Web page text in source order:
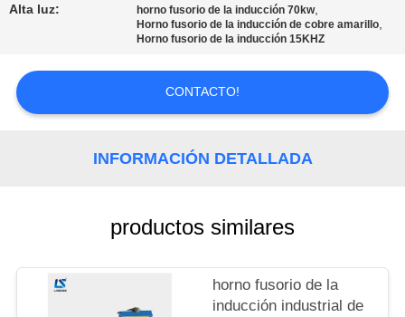
CONTACTO
NOTICIAS
MAPA
Alta luz: horno fusorio de la inducción 70kw,
Horno fusorio de la inducción de cobre amarillo,
Horno fusorio de la inducción 15KHZ
CONTACTO!
INFORMACIÓN DETALLADA
productos similares
horno fusorio de la
inducción industrial de